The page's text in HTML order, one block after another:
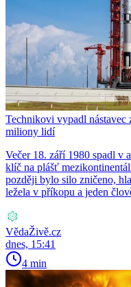
Technikovi vypadl
miliony lidí
Večer 18. září 1980 spadl v
klíč na plášť
později bylo silo zničeno,
ležela v příkopu a jeden
VědaŽivě.cz
dnes, 15:41
4 min